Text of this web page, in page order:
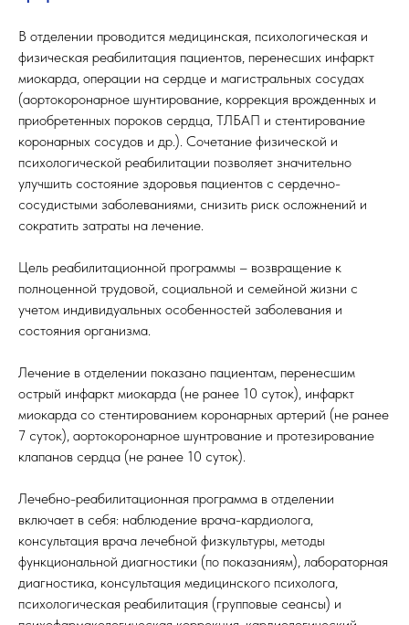
В отделении проводится медицинская, психологическая и
физическая реабилитация пациентов, перенесших инфаркт
миокарда, операции на сердце и магистральных сосудах
(аортокоронарное шунтирование, коррекция врожденных и
приобретенных пороков сердца, ТЛБАП и стентирование
коронарных сосудов и др.). Сочетание физической и
психологической реабилитации позволяет значительно
улучшить состояние здоровья пациентов с сердечно-
сосудистыми заболеваниями, снизить риск осложнений и
сократить затраты на лечение.
Цель реабилитационной программы – возвращение к
полноценной трудовой, социальной и семейной жизни с
учетом индивидуальных особенностей заболевания и
состояния организма.
Лечение в отделении показано пациентам, перенесшим
острый инфаркт миокарда (не ранее 10 суток), инфаркт
миокарда со стентированием коронарных артерий (не ранее
7 суток), аортокоронарное шунтрование и протезирование
клапанов сердца (не ранее 10 суток).
Лечебно-реабилитационная программа в отделении
включает в себя: наблюдение врача-кардиолога,
консультация врача лечебной физкультуры, методы
функциональной диагностики (по показаниям), лабораторная
диагностика, консультация медицинского психолога,
психологическая реабилитация (групповые сеансы) и